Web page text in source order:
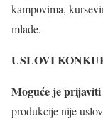
kampovima,
mlade.
USLOVI
Moguće je
produkcije nije